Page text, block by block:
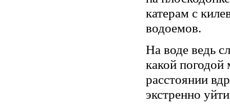
катерам с
водоемов.
На воде ведь
какой
расстоянии
экстренно